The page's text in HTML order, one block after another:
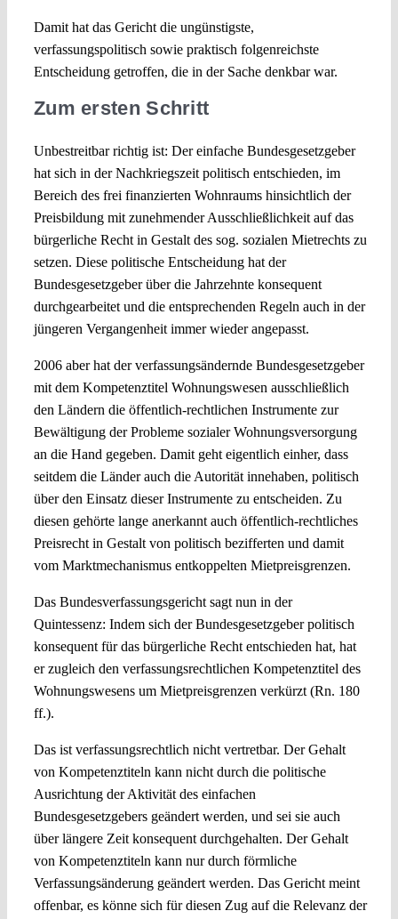
Damit hat das Gericht die ungünstigste,
verfassungspolitisch sowie praktisch folgenreichste
Entscheidung getroffen, die in der Sache denkbar war.
Zum ersten Schritt
Unbestreitbar richtig ist: Der einfache Bundesgesetzgeber
hat sich in der Nachkriegszeit politisch entschieden, im
Bereich des frei finanzierten Wohnraums hinsichtlich der
Preisbildung mit zunehmender Ausschließlichkeit auf das
bürgerliche Recht in Gestalt des sog. sozialen Mietrechts zu
setzen. Diese politische Entscheidung hat der
Bundesgesetzgeber über die Jahrzehnte konsequent
durchgearbeitet und die entsprechenden Regeln auch in der
jüngeren Vergangenheit immer wieder angepasst.
2006 aber hat der verfassungsändernde Bundesgesetzgeber
mit dem Kompetenztitel Wohnungswesen ausschließlich
den Ländern die öffentlich-rechtlichen Instrumente zur
Bewältigung der Probleme sozialer Wohnungsversorgung
an die Hand gegeben. Damit geht eigentlich einher, dass
seitdem die Länder auch die Autorität innehaben, politisch
über den Einsatz dieser Instrumente zu entscheiden. Zu
diesen gehörte lange anerkannt auch öffentlich-rechtliches
Preisrecht in Gestalt von politisch bezifferten und damit
vom Marktmechanismus entkoppelten Mietpreisgrenzen.
Das Bundesverfassungsgericht sagt nun in der
Quintessenz: Indem sich der Bundesgesetzgeber politisch
konsequent für das bürgerliche Recht entschieden hat, hat
er zugleich den verfassungsrechtlichen Kompetenztitel des
Wohnungswesens um Mietpreisgrenzen verkürzt (Rn. 180
ff.).
Das ist verfassungsrechtlich nicht vertretbar. Der Gehalt
von Kompetenztiteln kann nicht durch die politische
Ausrichtung der Aktivität des einfachen
Bundesgesetzgebers geändert werden, und sei sie auch
über längere Zeit konsequent durchgehalten. Der Gehalt
von Kompetenztiteln kann nur durch förmliche
Verfassungsänderung geändert werden. Das Gericht meint
offenbar, es könne sich für diesen Zug auf die Relevanz der